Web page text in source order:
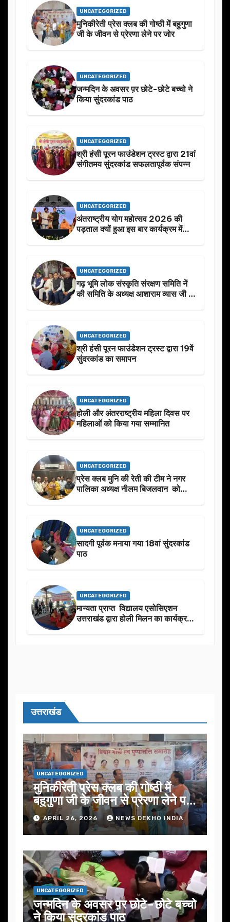
UNCATEGORIZED
मुनिकीरेती प्रेस क्लब की गोष्ठी में बहुगुणा
जी के जीवन से प्रेरणा लेने पर जोर
UNCATEGORIZED
जन्मदिन के अवसर प़र छोटे-छोटे बच्चो ने
किया सुंदरकांड पाठ
UNCATEGORIZED
श्री हंसी पूरन फाउंडेशन ट्रस्ट द्वारा 21वां
संगीतमय सुंदरकांड सफलतापूर्वक संपन्न
UNCATEGORIZED
अंतराष्ट्रीय योग महोत्सव 2026 की
पड़ताल क्यों हुआ इस बार कार्यक्रम में
UNCATEGORIZED
गढ़ भूमि लोक संस्कृति संरक्षण समिति नें
की समिति के अध्यक्ष आशाराम व्यास जी के
UNCATEGORIZED
श्री हंसी पूरन फाउंडेशन ट्रस्ट द्वारा 19वें
सुंदरकांड का समापन
UNCATEGORIZED
होली और अंतरराष्ट्रीय महिला दिवस पर
महिलाओं को किया गया सम्मानित
UNCATEGORIZED
प्रेस क्लब मुनि की रेती की टीम ने नगर
पालिका अध्यक्ष नीलम बिजलवान को
UNCATEGORIZED
सादगी पूर्वक मनाया गया 18वां सुंदरकांड
पाठ
UNCATEGORIZED
मान्यता प्राप्त विद्यालय एसोसिएशन
उत्तराखंड द्वारा होली मिलन का कार्यक्रम
उत्तराखंड
UNCATEGORIZED
मुनिकीरेती प्रेस क्लब की गोष्ठी में
बहुगुणा जी के जीवन से प्रेरणा लेने पर
जोरAPRIL 26, 2026 NEWS DEKHO INDIA
UNCATEGORIZED
जन्मदिन के अवसर प़र छोटे-छोटे बच्चो
ने किया सुंदरकांड पाठ